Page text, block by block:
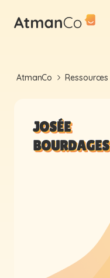
AtmanCo Ressources
JOSÉE
BOURDAGES